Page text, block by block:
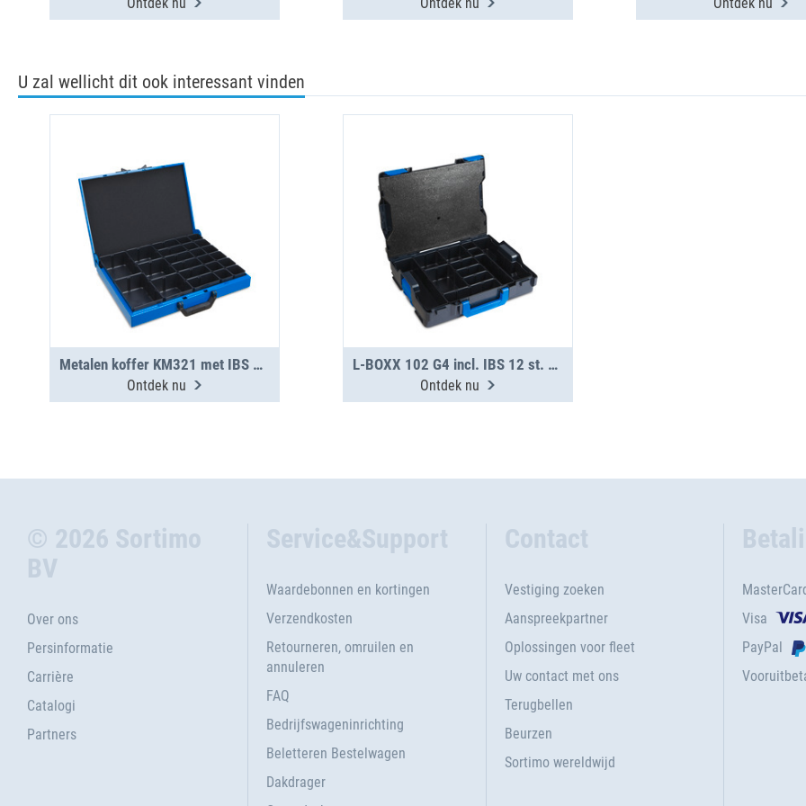
U zal wellicht dit ook interessant vinden
Metalen koffer KM321 met IBS H63 23st.S
Ontdek nu
L-BOXX 102 G4 incl. IBS 12 st. H63 S
Ontdek nu
© 2026 Sortimo
BV
Over ons
Persinformatie
Carrière
Catalogi
Partners
Service&Support
Waardebonnen en kortingen
Verzendkosten
Retourneren, omruilen en
annuleren
FAQ
Bedrijfswageninrichting
Beletteren Bestelwagen
Dakdrager
Contact
Vestiging zoeken
Aanspreekpartner
Oplossingen voor fleet
Uw contact met ons
Terugbellen
Beurzen
Sortimo wereldwijd
Visa
PayPal